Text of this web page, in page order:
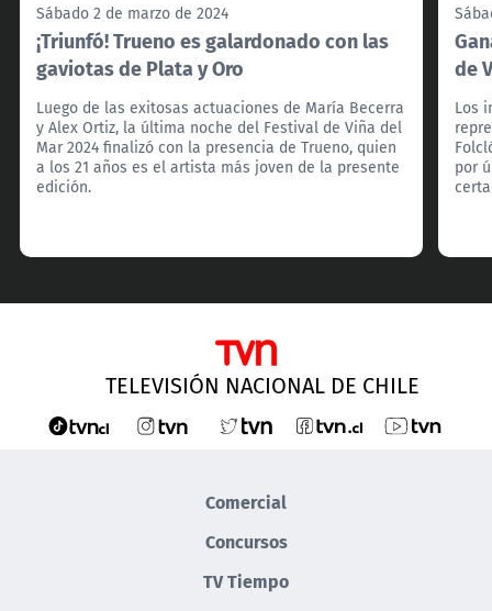
Sábado 2 de marzo de 2024
¡Triunfó! Trueno es galardonado con las
gaviotas de Plata y Oro
Luego de las exitosas actuaciones de María Becerra
y Alex Ortiz, la última noche del Festival de Viña del
Mar 2024 finalizó con la presencia de Trueno, quien
a los 21 años es el artista más joven de la presente
edición.
de
Los
por
TELEVISIÓN NACIONAL DE CHILE
Comercial
Concursos
TV Tiempo